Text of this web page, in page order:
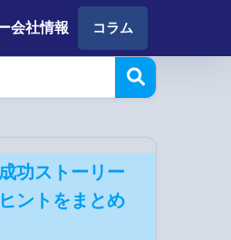
会社情報 コラム
功ストーリー
ントをまとめ